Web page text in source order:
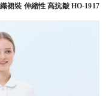
裙裝 伸縮性 高抗皺 HO-1917